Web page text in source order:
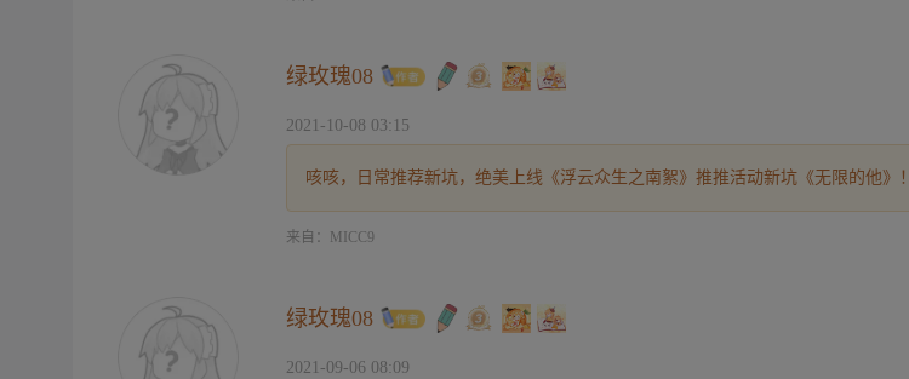
绿玫瑰08
2021-10-08 03:15
咳咳，日常推荐新坑，绝美上线《浮云众生之南絮》推推活动新坑《无限的他》！
来自：MICC9
绿玫瑰08
2021-09-06 08:09